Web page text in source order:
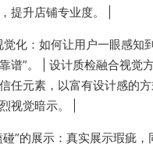
提升店铺专业度。 |
觉化：如何让用户一眼感知
谱”。 | 设计质检融合视觉
任元素，以富有设计感的
视觉暗示。 |
碰”的展示：真实展示瑕疵